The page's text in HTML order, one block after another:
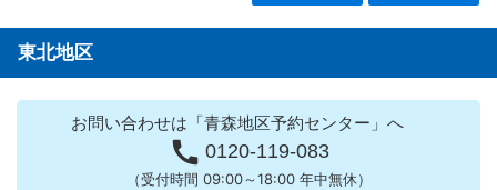
東北地区
お問い合わせは「青森地区予約センター」へ
 0120-119-083
（受付時間 09:00～18:00 年中無休）